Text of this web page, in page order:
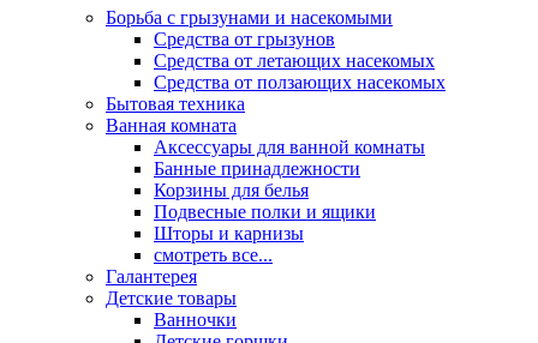
Борьба с грызунами и насекомыми
Средства от грызунов
Средства от летающих насекомых
Средства от ползающих насекомых
Бытовая техника
Ванная комната
Аксессуары для ванной комнаты
Банные принадлежности
Корзины для белья
Подвесные полки и ящики
Шторы и карнизы
смотреть все...
Галантерея
Детские товары
Ванночки